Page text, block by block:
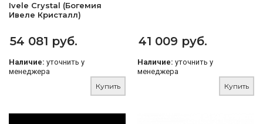
Ivele Crystal (Богемия
Ивеле Кристалл)
54 081 руб.
Наличие: уточнить у
менеджера
Купить
41 009 руб.
Наличие: уточнить у
менеджера
Купить